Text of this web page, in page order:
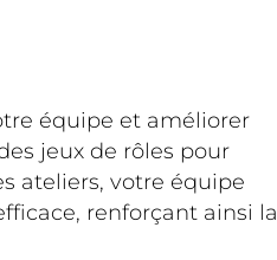
équipe et améliorer
jeux de rôles pour
ateliers, votre équipe
renforçant ainsi la